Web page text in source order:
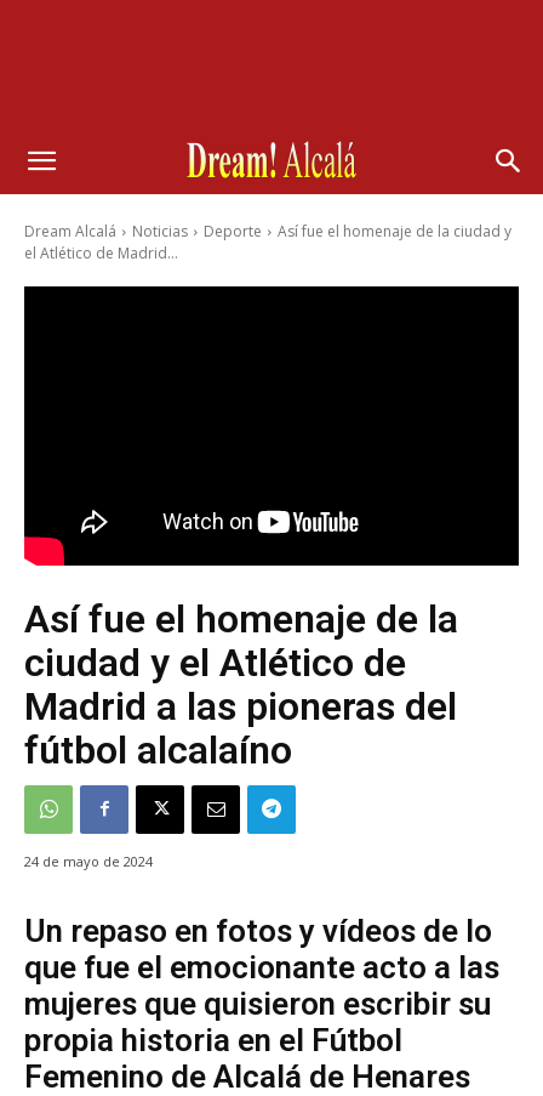
Dream Alcalá Noticias Deporte
Así fue el homenaje de la ciudad y
el Atlético de Madrid...
Así fue el homenaje de la
ciudad y el Atlético de
Madrid a las pioneras del
fútbol alcalaíno
24 de mayo de 2024
Un repaso en fotos y vídeos de lo
que fue el emocionante acto a las
mujeres que quisieron escribir su
propia historia en el Fútbol
Femenino de Alcalá de Henares